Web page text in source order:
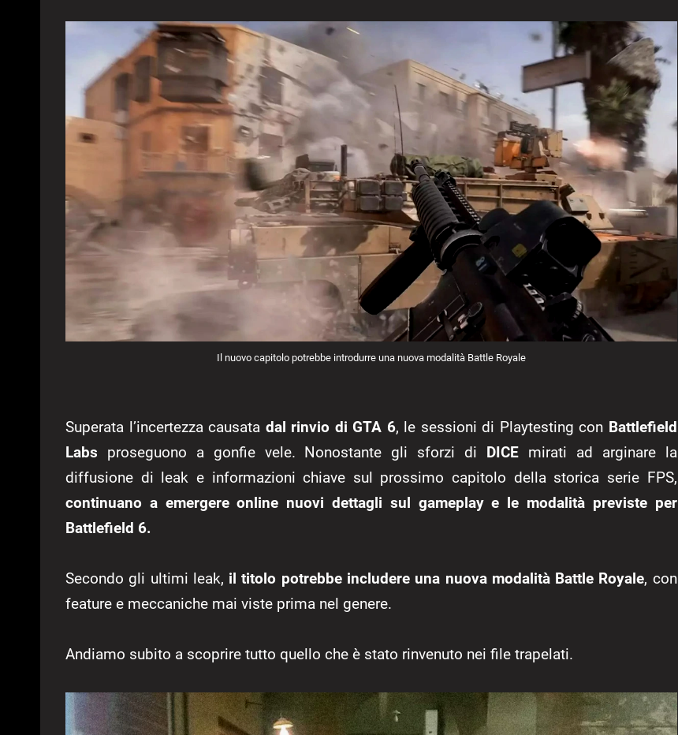
Il nuovo capitolo potrebbe introdurre una nuova modalità Battle Royale
Superata l’incertezza causata dal rinvio di GTA 6, le sessioni di Playtesting con Battlefield
Labs proseguono a gonfie vele. Nonostante gli sforzi di DICE mirati ad arginare la
diffusione di leak e informazioni chiave sul prossimo capitolo della storica serie FPS,
continuano a emergere online nuovi dettagli sul gameplay e le modalità previste per
Battlefield 6.
Secondo gli ultimi leak, il titolo potrebbe includere una nuova modalità Battle Royale, con
feature e meccaniche mai viste prima nel genere.
Andiamo subito a scoprire tutto quello che è stato rinvenuto nei file trapelati.